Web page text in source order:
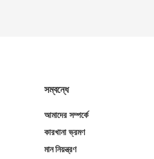
সম্বন্ধে
আমাদের সম্পর্কে
কারখানা ভ্রমণ
মান নিয়ন্ত্রণ